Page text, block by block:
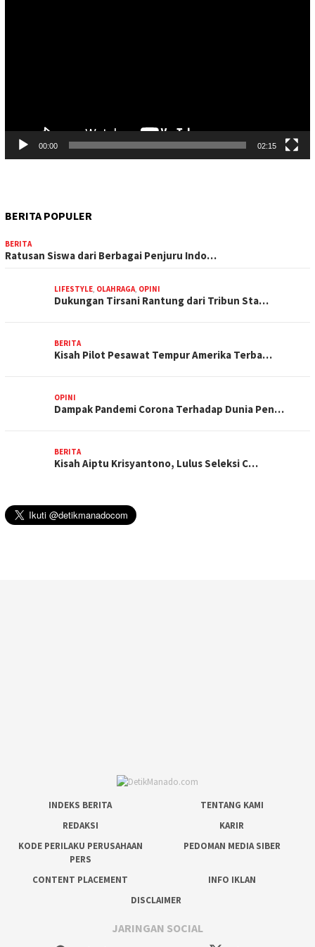
00:00 02:15
BERITA POPULER
BERITA
Ratusan Siswa dari Berbagai Penjuru Indo…
LIFESTYLE, OLAHRAGA, OPINI
Dukungan Tirsani Rantung dari Tribun Sta…
BERITA
Kisah Pilot Pesawat Tempur Amerika Terba…
OPINI
Dampak Pandemi Corona Terhadap Dunia Pen…
BERITA
Kisah Aiptu Krisyantono, Lulus Seleksi C…
INDEKS BERITA
TENTANG KAMI
REDAKSI
KARIR
KODE PERILAKU PERUSAHAAN
PERS
PEDOMAN MEDIA SIBER
CONTENT PLACEMENT
INFO IKLAN
DISCLAIMER
JARINGAN SOCIAL